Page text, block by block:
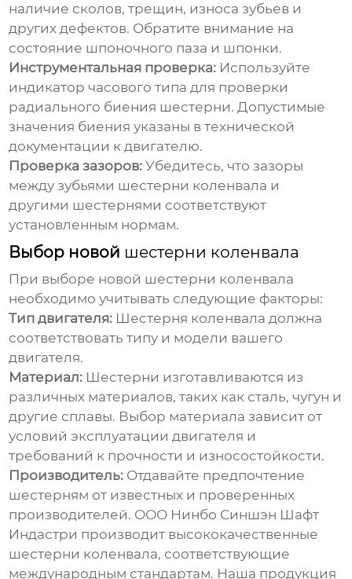
наличие сколов, трещин, износа зубьев и
других дефектов. Обратите внимание на
состояние шпоночного паза и шпонки.
Инструментальная проверка: Используйте
индикатор часового типа для проверки
радиального биения шестерни. Допустимые
значения биения указаны в технической
документации к двигателю.
Проверка зазоров: Убедитесь, что зазоры
между зубьями шестерни коленвала и
другими шестернями соответствуют
установленным нормам.
Выбор новой шестерни коленвала
При выборе новой шестерни коленвала
необходимо учитывать следующие факторы:
Тип двигателя: Шестерня коленвала должна
соответствовать типу и модели вашего
двигателя.
Материал: Шестерни изготавливаются из
различных материалов, таких как сталь, чугун и
другие сплавы. Выбор материала зависит от
условий эксплуатации двигателя и
требований к прочности и износостойкости.
Производитель: Отдавайте предпочтение
шестерням от известных и проверенных
производителей. ООО Нинбо Синшэн Шафт
Индастри производит высококачественные
шестерни коленвала, соответствующие
международным стандартам. Наша продукция